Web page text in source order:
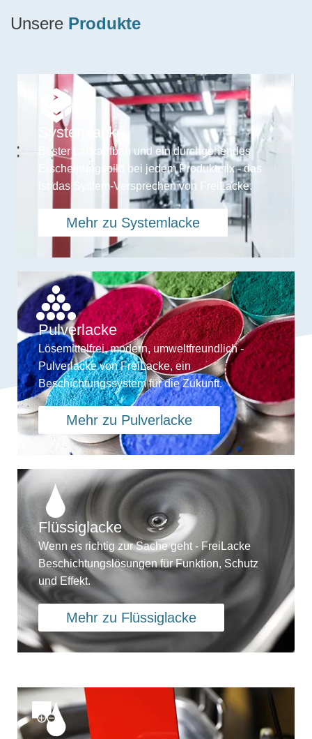
Unsere Produkte
Systemlacke
Bester Lackaufbau und ein durchgehendes
Erscheinungsbild bei jedem Produktmix - das
ist das System-Versprechen von FreiLacke.
Mehr zu Systemlacke
Pulverlacke
Lösemittelfrei, modern, umweltfreundlich -
Pulverlacke von FreiLacke, ein
Beschichtungssystem für die Zukunft.
Mehr zu Pulverlacke
Flüssiglacke
Wenn es richtig zur Sache geht - FreiLacke
Beschichtungslösungen für Funktion, Schutz
und Effekt.
Mehr zu Flüssiglacke